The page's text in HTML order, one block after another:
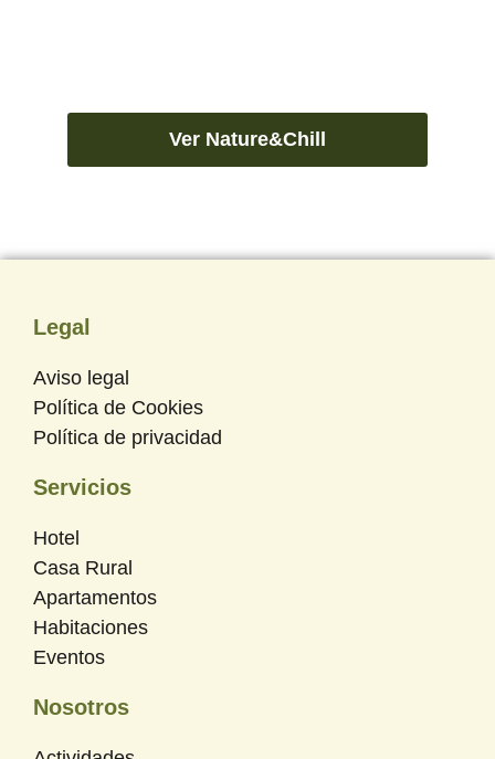
Ver Nature&Chill
Legal
Aviso legal
Política de Cookies
Política de privacidad
Servicios
Hotel
Casa Rural
Apartamentos
Habitaciones
Eventos
Nosotros